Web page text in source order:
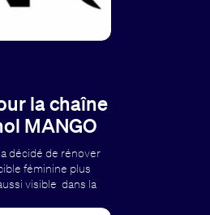
la chaîne
MANGO
décidé de rénover
féminine plus
visible dans la